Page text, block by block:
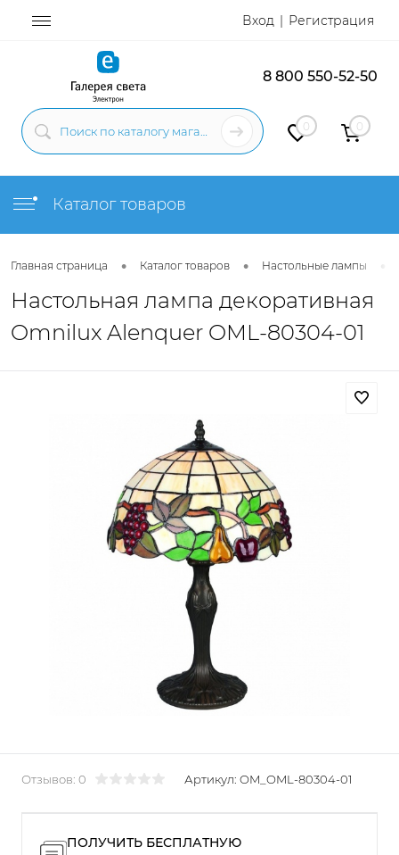
Вход Регистрация
8 800 550-52-50
0 0
Каталог товаров
Главная страница • Каталог товаров • Настольные лампы
Настольная лампа декоративная
Omnilux Alenquer OML-80304-01
Отзывов: 0 Артикул: OM_OML-80304-01
ПОЛУЧИТЬ БЕСПЛАТНУЮ